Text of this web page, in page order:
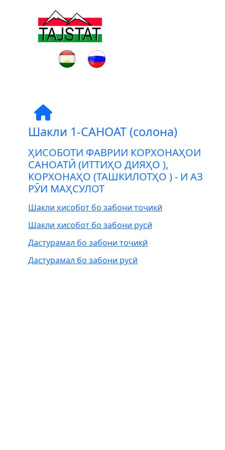
Шакли 1-САНОАТ (солона)
ҲИСОБОТИ ФАВРИИ КОРХОНАҲОИ
САНОАТӢ (ИТТИҲО ДИЯҲО ),
КОРХОНАҲО (ТАШКИЛОТҲО ) - И АЗ
РӮИ МАҲСУЛОТ
Шакли ҳисобот бо забони тоҷикӣ
Шакли ҳисобот бо забони русӣ
Дастурамал бо забони тоҷикӣ
Дастурамал бо забони русӣ